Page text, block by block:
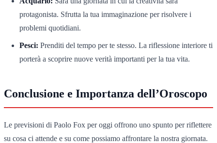
protagonista. Sfrutta la tua immaginazione per risolvere i
problemi quotidiani.
Pesci: Prenditi del tempo per te stesso. La riflessione interiore ti
porterà a scoprire nuove verità importanti per la tua vita.
Conclusione e Importanza dell’Oroscopo
Le previsioni di Paolo Fox per oggi offrono uno spunto per riflettere
su cosa ci attende e su come possiamo affrontare la nostra giornata.